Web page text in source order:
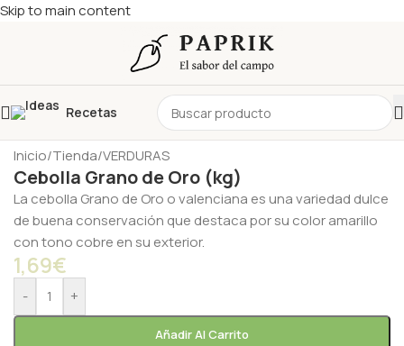
Skip to main content
Recetas
Inicio/Tienda/VERDURAS
Cebolla Grano de Oro (kg)
La cebolla Grano de Oro o valenciana es una variedad dulce
de buena conservación que destaca por su color amarillo
con tono cobre en su exterior.
1,69€
- +
Añadir Al Carrito